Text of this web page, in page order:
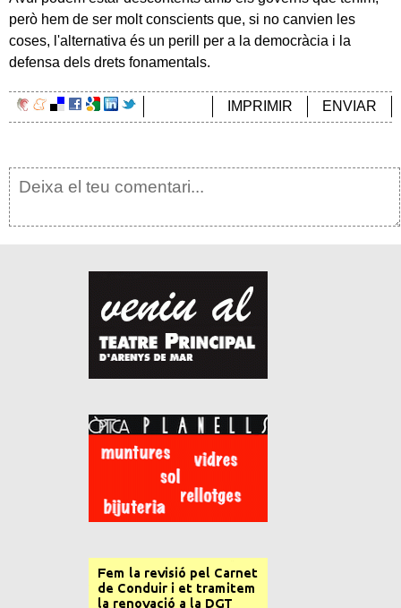
però hem de ser molt conscients que, si no canvien les
coses, l'alternativa és un perill per a la democràcia i la
defensa dels drets fonamentals.
ENVIAR
IMPRIMIR